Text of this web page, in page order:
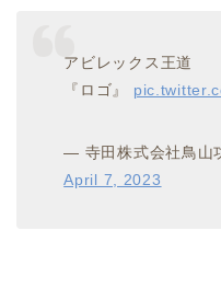
アビレックス王道
『ロゴ』
— 寺田株式会社鳥山
April 7, 2023